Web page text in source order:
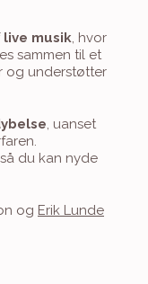
live musik, hvor
sammen til et
og understøtter
, uanset
du kan nyde
og Erik Lunde